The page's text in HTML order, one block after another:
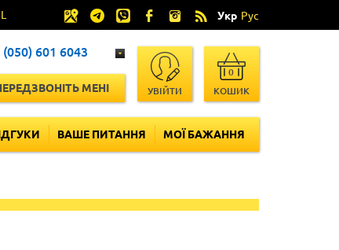
Укр Рус
(050) 601 6043
МЕНІ УВІЙТИ КОШИК
0
ВАШЕ ПИТАННЯ МОЇ БАЖАННЯ